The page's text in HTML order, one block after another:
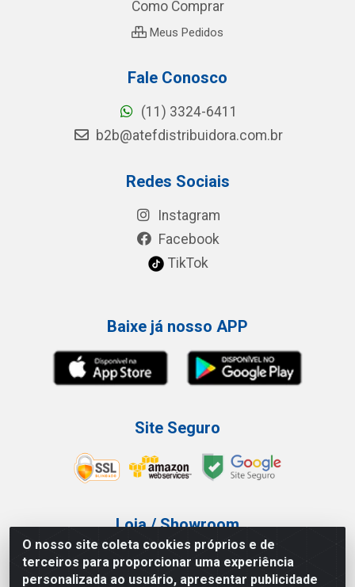
O nosso site coleta cookies próprios e de
terceiros para proporcionar uma experiência
personalizada ao usuário, apresentar publicidade
Como Comprar
Meus Pedidos
Fale Conosco
(11) 3324-6411
b2b@atefdistribuidora.com.br
Redes Sociais
Instagram
Facebook
TikTok
Baixe já nosso APP
Site Seguro
Loja / Showroom
Tel.: (11) 3227-0546
Av Vautier, 587/597 - Pari - São Paulo/SP